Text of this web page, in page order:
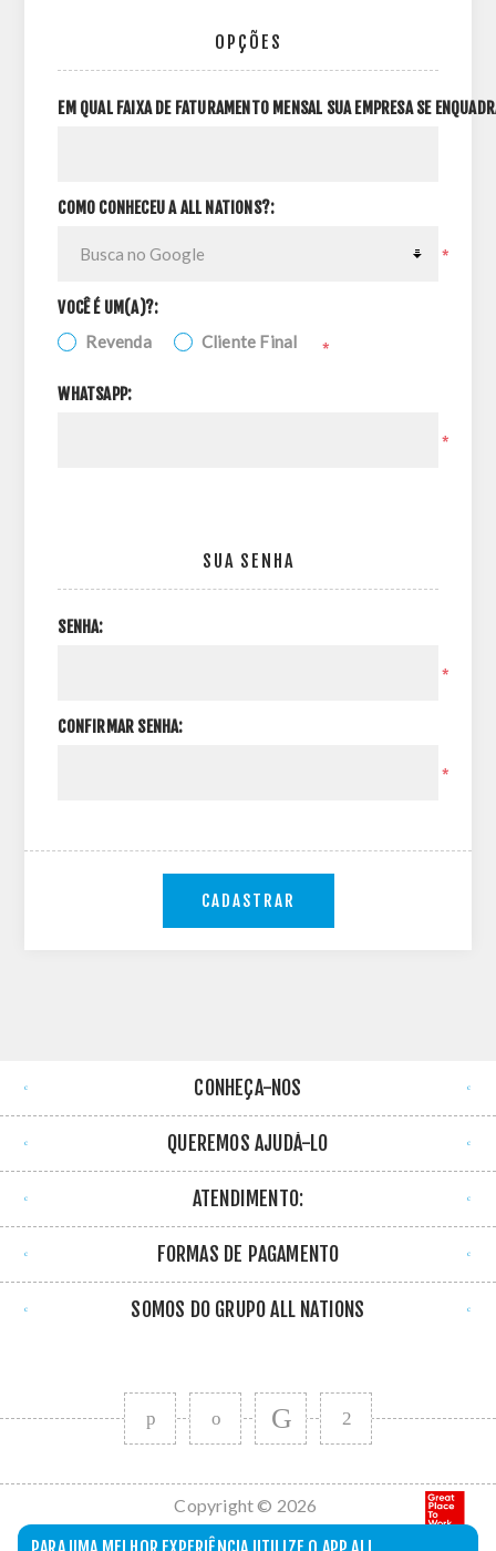
OPÇÕES
EM QUAL FAIXA DE FATURAMENTO MENSAL SUA EMPRESA SE
COMO CONHECEU A ALL NATIONS?:
*
VOCÊ É UM(A)?:
Revenda Cliente Final *
WHATSAPP:
*
SUA SENHA
SENHA:
*
CONFIRMAR SENHA:
*
CADASTRAR
CONHEÇA-NOS
QUEREMOS AJUDÁ-LO
ATENDIMENTO:
FORMAS DE PAGAMENTO
SOMOS DO GRUPO ALL NATIONS
Copyright © 2026
All Nations. Todos